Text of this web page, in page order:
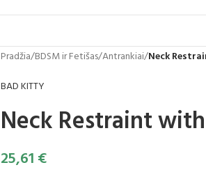
Pradžia/BDSM ir Fetišas/Antrankiai/Neck
BAD KITTY
Neck Restraint
25,61 €